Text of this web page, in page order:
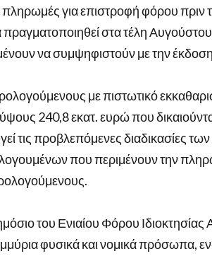
για επιστροφή φόρου πριν
πραγματοποιηθεί στα τέλη
να συμψηφιστούν με την
με πιστωτικό
240,8 εκατ. ευρώ που
τις προβλεπόμενες διαδικασίες
που περιμένουν την
του Ενιαίου Φόρου
φυσικά και νομικά πρόσωπα,